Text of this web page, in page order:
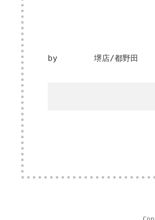
by 堺店/都野田